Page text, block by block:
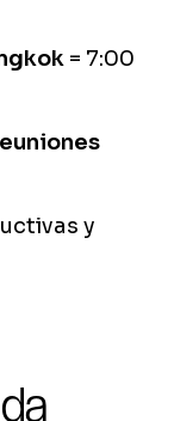
= 7:00
y